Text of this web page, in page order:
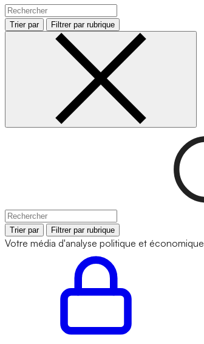
Trier par Filtrer par rubrique
Trier par Filtrer par rubrique
Votre média d'analyse politique et économique